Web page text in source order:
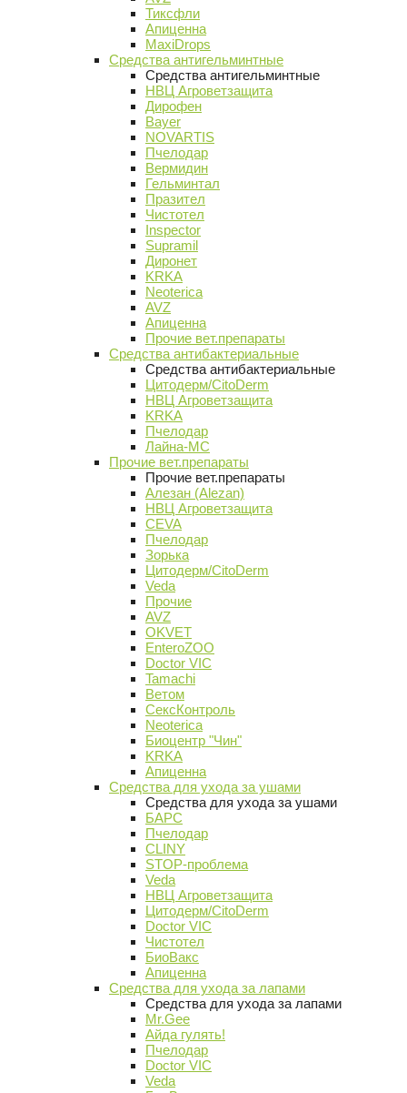
Тиксфли
Апиценна
MaxiDrops
Средства антигельминтные
Средства антигельминтные
НВЦ Агроветзащита
Дирофен
Bayer
NOVARTIS
Пчелодар
Вермидин
Гельминтал
Празител
Чистотел
Inspector
Supramil
Диронет
KRKA
Neoterica
AVZ
Апиценна
Прочие вет.препараты
Средства антибактериальные
Средства антибактериальные
Цитодерм/CitoDerm
НВЦ Агроветзащита
KRKA
Пчелодар
Лайна-МС
Прочие вет.препараты
Прочие вет.препараты
Алезан (Alezan)
НВЦ Агроветзащита
CEVA
Пчелодар
Зорька
Цитодерм/CitoDerm
Veda
Прочие
AVZ
OKVET
EnteroZOO
Doctor VIC
Tamachi
Ветом
СексКонтроль
Neoterica
Биоцентр "Чин"
KRKA
Апиценна
Средства для ухода за ушами
Средства для ухода за ушами
БАРС
Пчелодар
CLINY
STOP-проблема
Veda
НВЦ Агроветзащита
Цитодерм/CitoDerm
Doctor VIC
Чистотел
БиоВакс
Апиценна
Средства для ухода за лапами
Средства для ухода за лапами
Mr.Gee
Айда гулять!
Пчелодар
Doctor VIC
Veda